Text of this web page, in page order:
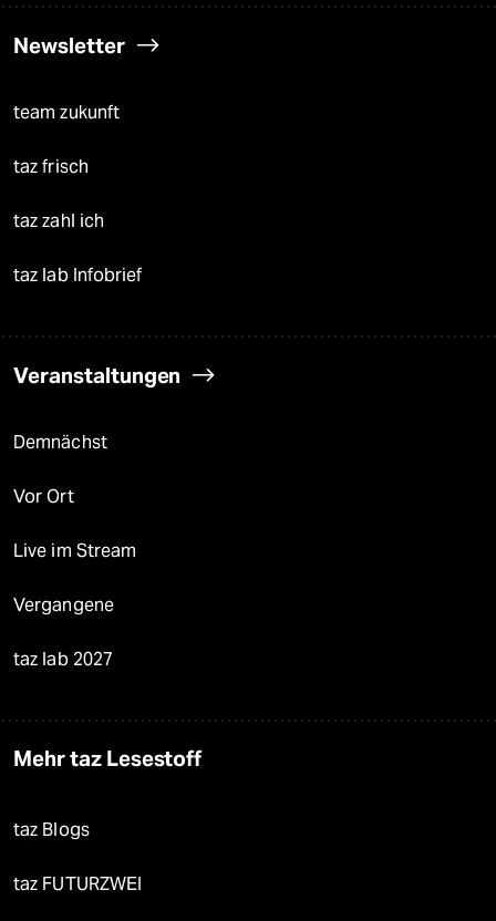
Newsletter
team zukunft
taz frisch
taz zahl ich
taz lab Infobrief
Veranstaltungen
Demnächst
Vor Ort
Live im Stream
Vergangene
taz lab 2027
Mehr taz Lesestoff
taz Blogs
taz FUTURZWEI